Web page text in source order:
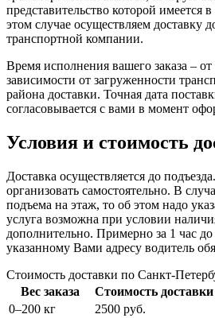
представительство которой имеется
этом случае осуществляем доставку
транспортной компании.
Время исполнения вашего заказа – от
зависимости от загруженности
района доставки. Точная дата
согласовывается с вами в момент
Условия и стоимость
Доставка осуществляется до
организовать самостоятельно. В
подъема на этаж, то об этом надо
услуга возможна при условии
дополнительно. Примерно за 1 час
указанному Вами адресу водитель
Стоимость доставки по Санкт-
Вес заказа
Стоимость доставки
0–200 кг
2500 руб.